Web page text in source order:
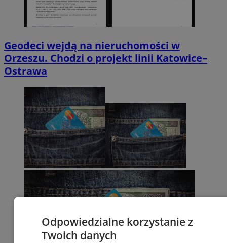
Geodeci wejdą na nieruchomości w
Orzeszu. Chodzi o projekt linii Katowice–
Ostrawa
Odpowiedzialne korzystanie z
Twoich danych